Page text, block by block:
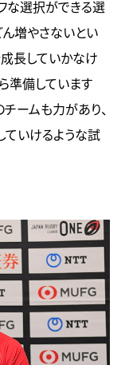
な選択ができる選
増やさないとい
長していかなけ
準備しています
ームも力があり、
ていけるような試